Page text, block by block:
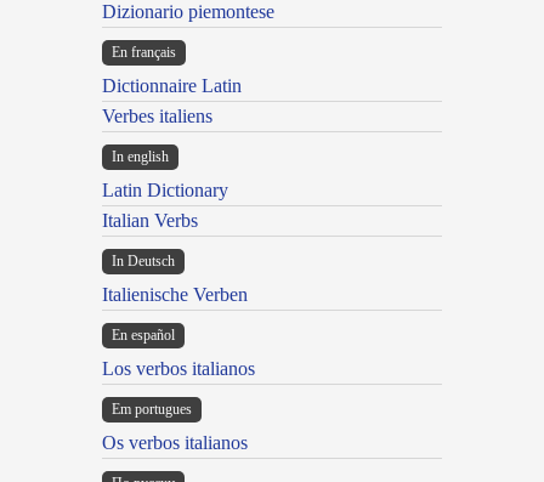
Dizionario piemontese
En français
Dictionnaire Latin
Verbes italiens
In english
Latin Dictionary
Italian Verbs
In Deutsch
Italienische Verben
En español
Los verbos italianos
Em portugues
Os verbos italianos